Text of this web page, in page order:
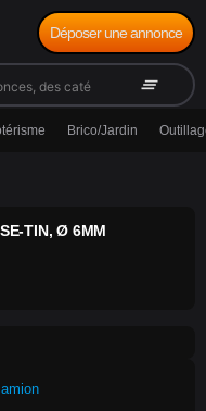
clear_all
Déposer une annonce
Brico/Jardin
TIN, Ø 6MM